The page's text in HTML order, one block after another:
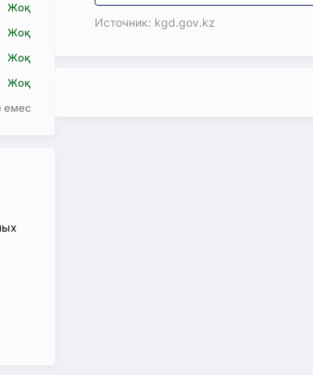
Жоқ
Жоқ
Жоқ
Жоқ
емес
Источник: kgd.gov.kz